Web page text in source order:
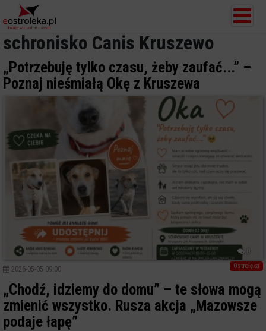
schronisko Canis Kruszewo
„Potrzebuję tylko czasu, żeby zaufać...” –
Poznaj nieśmiałą Okę z Kruszewa
0
Ostrołęka
2026-05-05 09:00
„Chodź, idziemy do domu” – te słowa mogą
zmienić wszystko. Rusza akcja „Mazowsze
podaje łapę”